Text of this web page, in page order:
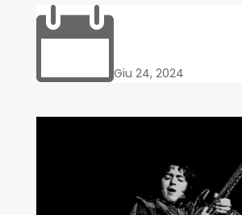
Giu 24, 2024